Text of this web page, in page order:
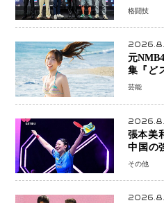
格闘技
元
集『ど
魅せる
芸能
張本美
中国の
ト8進出
その他